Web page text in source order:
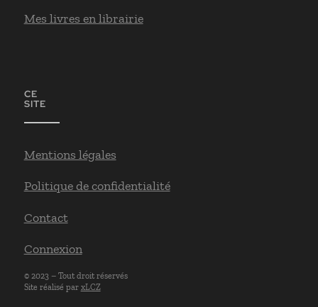
Mes livres en librairie
CE
SITE
Mentions légales
Politique de confidentialité
Contact
Connexion
© 2023 – Tout droit réservés
Site réalisé par xLCZ